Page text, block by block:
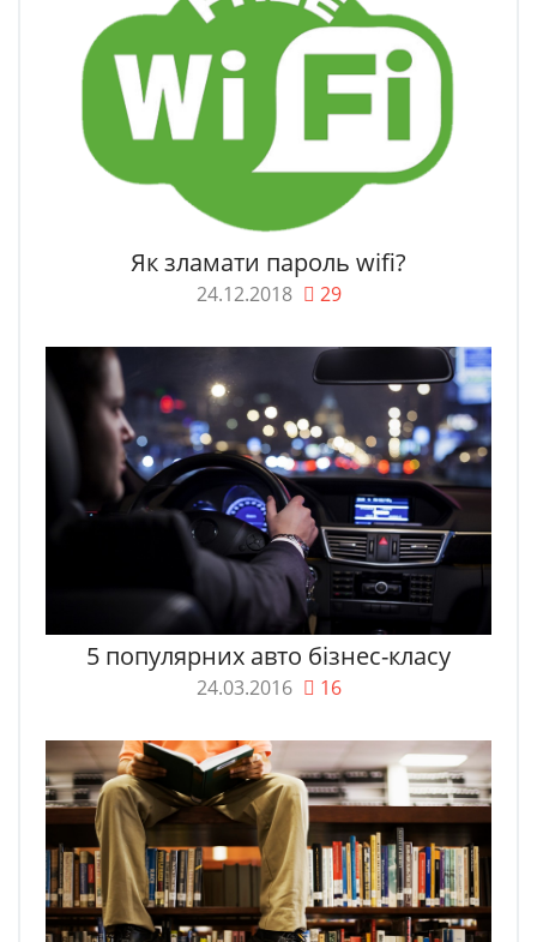
Як зламати пароль wifi?
24.12.2018 29
5 популярних авто бізнес-класу
24.03.2016 16